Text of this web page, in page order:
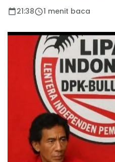
21:38 1 menit baca